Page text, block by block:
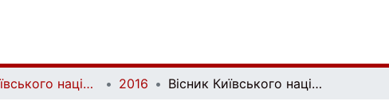
Вісник Київського національного університету імені Тараса Шевченка. Економіка | Bulletin of Taras Shevchenko National University of Kyiv. Economics 2016 Вісник Київського національного університету імені Тараса Шевченка. Економіка. Випуск 1 (178)